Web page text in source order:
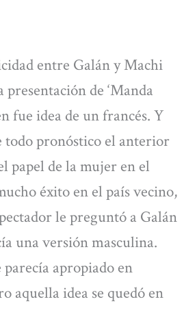
entre Galán y Machi
de ‘Manda
fue idea de un francés. Y
todo pronóstico el anterior
papel de la mujer en el
éxito en el país vecino,
le preguntó a Galán
una versión masculina.
apropiado en
aquella idea se quedó en